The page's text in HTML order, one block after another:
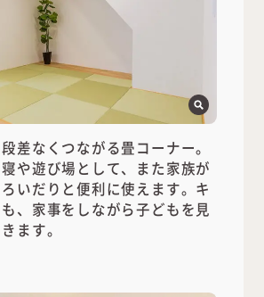
差なくつながる畳コーナー。
や遊び場として、また家族が
いだりと便利に使えます。キ
、家事をしながら子どもを見
ます。